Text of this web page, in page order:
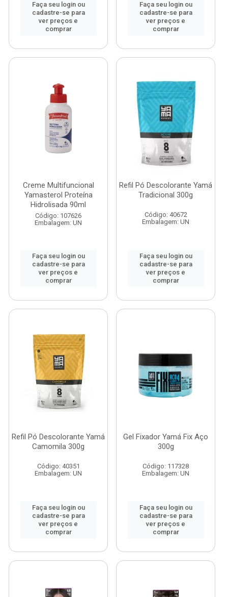
Faça seu login ou
cadastre-se para
ver preços e
comprar
Faça seu login ou
cadastre-se para
ver preços e
comprar
Creme Multifuncional
Yamasterol Proteína
Hidrolisada 90ml
Código: 107626
Embalagem: UN
Faça seu login ou
cadastre-se para
ver preços e
comprar
Refil Pó Descolorante Yamá
Tradicional 300g
Código: 40672
Embalagem: UN
Faça seu login ou
cadastre-se para
ver preços e
comprar
Refil Pó Descolorante Yamá
Camomila 300g
Código: 40351
Embalagem: UN
Faça seu login ou
cadastre-se para
ver preços e
comprar
Gel Fixador Yamá Fix Aço
300g
Código: 117328
Embalagem: UN
Faça seu login ou
cadastre-se para
ver preços e
comprar